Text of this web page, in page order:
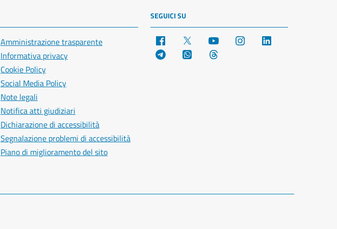
Amministrazione trasparente
Informativa privacy
Cookie Policy
Social Media Policy
Note legali
Notifica atti giudiziari
Dichiarazione di accessibilità
Segnalazione problemi di accessibilità
Piano di miglioramento del sito
SEGUICI SU
Facebook YouTube Instagram
Telegram WhatsApp